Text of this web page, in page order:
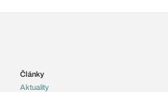
Články
Aktuality